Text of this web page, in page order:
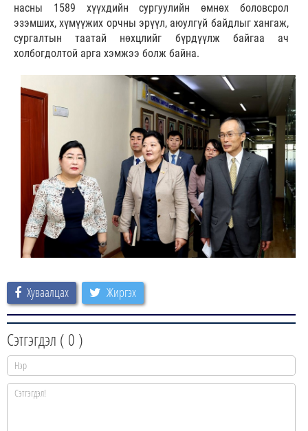
насны 1589 хүүхдийн сургуулийн өмнөх боловсрол
эзэмших, хүмүүжих орчны эрүүл, аюулгүй байдлыг хангаж,
сургалтын таатай нөхцлийг бүрдүүлж байгаа ач
холбогдолтой арга хэмжээ болж байна.
Хуваалцах Жиргэх
Сэтгэгдэл ( 0 )